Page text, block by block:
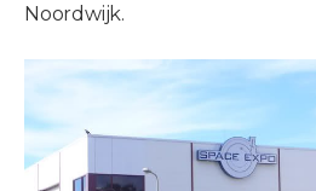
Noordwijk.